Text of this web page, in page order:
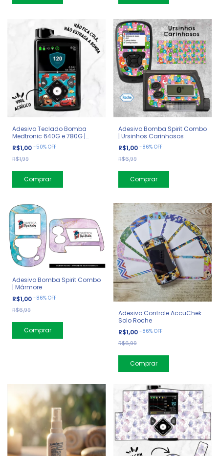
Adesivo Teclado Bomba
Medtronic 640G e 780G |
Carros
R$1,00 -50% OFF
R$1,99
Adesivo Bomba Spirit Combo
| Ursinhos Carinhosos
R$1,00 -86% OFF
R$6,99
Adesivo Bomba Spirit Combo
| Mármore
R$1,00 -86% OFF
R$6,99
Adesivo Controle AccuChek
Solo Roche
R$1,00 -86% OFF
R$6,99
Comprar